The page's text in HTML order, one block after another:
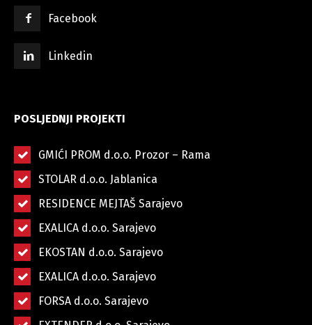
Facebook
Linkedin
POSLJEDNJI PROJEKTI
GMIĆI PROM d.o.o. Prozor – Rama
STOLAR d.o.o. Jablanica
RESIDENCE MEJTAŠ Sarajevo
EXALICA d.o.o. Sarajevo
EKOSTAN d.o.o. Sarajevo
EXALICA d.o.o. Sarajevo
FORSA d.o.o. Sarajevo